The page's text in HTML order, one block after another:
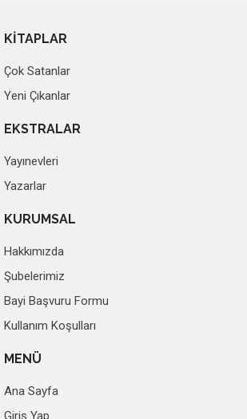
KİTAPLAR
Çok Satanlar
Yeni Çıkanlar
EKSTRALAR
Yayınevleri
Yazarlar
KURUMSAL
Hakkımızda
Şubelerimiz
Bayi Başvuru Formu
Kullanım Koşulları
MENÜ
Ana Sayfa
Giriş Yap